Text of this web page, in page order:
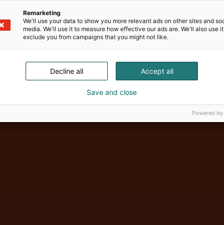
Vene Båt
Remarketing
We'll use your data to show you more relevant ads on other sites and
media. We'll use it to measure how effective our ads are. We'll also use
exclude you from campaigns that you might not like.
Accept all
Decline all
Save and close
Powered by